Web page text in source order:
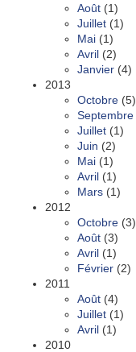
Août (1)
Juillet (1)
Mai (1)
Avril (2)
Janvier (4)
2013
Octobre (5)
Septembre
Juillet (1)
Juin (2)
Mai (1)
Avril (1)
Mars (1)
2012
Octobre (3)
Août (3)
Avril (1)
Février (2)
2011
Août (4)
Juillet (1)
Avril (1)
2010